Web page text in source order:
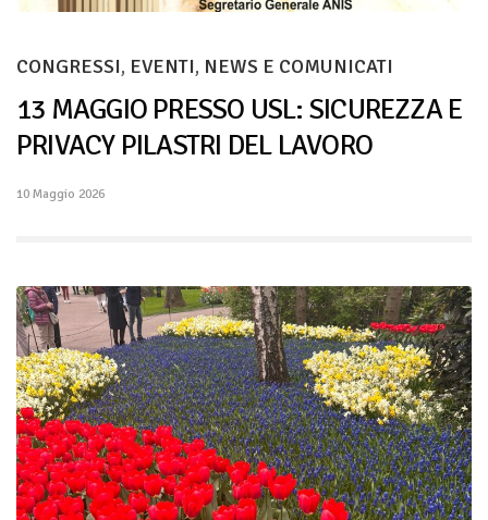
CONGRESSI, EVENTI, NEWS E COMUNICATI
13 MAGGIO PRESSO USL: SICUREZZA E
PRIVACY PILASTRI DEL LAVORO
10 Maggio 2026